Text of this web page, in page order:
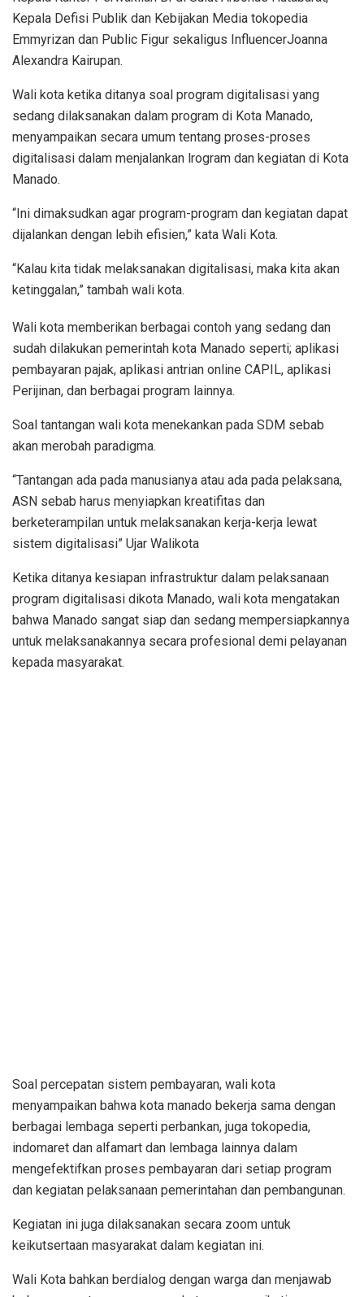
Kepala Defisi Publik dan Kebijakan Media tokopedia
Emmyrizan dan Public Figur sekaligus InfluencerJoanna
Alexandra Kairupan.
Wali kota ketika ditanya soal program digitalisasi yang
sedang dilaksanakan dalam program di Kota Manado,
menyampaikan secara umum tentang proses-proses
digitalisasi dalam menjalankan lrogram dan kegiatan di Kota
Manado.
“Ini dimaksudkan agar program-program dan kegiatan dapat
dijalankan dengan lebih efisien,” kata Wali Kota.
“Kalau kita tidak melaksanakan digitalisasi, maka kita akan
ketinggalan,” tambah wali kota.
Wali kota memberikan berbagai contoh yang sedang dan
sudah dilakukan pemerintah kota Manado seperti; aplikasi
pembayaran pajak, aplikasi antrian online CAPIL, aplikasi
Perijinan, dan berbagai program lainnya.
Soal tantangan wali kota menekankan pada SDM sebab
akan merobah paradigma.
“Tantangan ada pada manusianya atau ada pada pelaksana,
ASN sebab harus menyiapkan kreatifitas dan
berketerampilan untuk melaksanakan kerja-kerja lewat
sistem digitalisasi” Ujar Walikota
Ketika ditanya kesiapan infrastruktur dalam pelaksanaan
program digitalisasi dikota Manado, wali kota mengatakan
bahwa Manado sangat siap dan sedang mempersiapkannya
untuk melaksanakannya secara profesional demi pelayanan
kepada masyarakat.
Soal percepatan sistem pembayaran, wali kota
menyampaikan bahwa kota manado bekerja sama dengan
berbagai lembaga seperti perbankan, juga tokopedia,
indomaret dan alfamart dan lembaga lainnya dalam
mengefektifkan proses pembayaran dari setiap program
dan kegiatan pelaksanaan pemerintahan dan pembangunan.
Kegiatan ini juga dilaksanakan secara zoom untuk
keikutsertaan masyarakat dalam kegiatan ini.
Wali Kota bahkan berdialog dengan warga dan menjawab